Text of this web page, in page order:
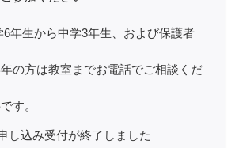
6年生から中学3年生、および保護者
の方は教室までお電話でご相談くだ
す。
し込み受付が終了しました